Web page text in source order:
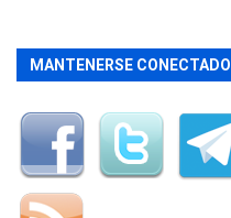
MANTENERSE CONECTADO